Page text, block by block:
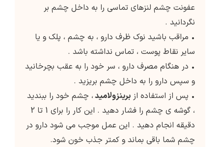
عفونت چشم لنزهای تماسی را به داخل چشم بر
نگردانید .
• مراقب باشید نوک ظرف دارو ، به چشم ، پلک و یا
سایر نقاط پوست ، تماس نداشته باشد .
• در هنگام مصرف دارو ، سر خود را به عقب بچرخانید
و سپس دارو را به داخل چشم بریزید .
• پس از استفاده از برینزولامید، چشم خود را ببندید
، گوشه ی چشم را فشار دهید . این کار را برای 1 تا 2
دقیقه انجام دهید . این عمل موجب می شود دارو در
چشم شما باقی بماند و کمتر جذب خون شود.